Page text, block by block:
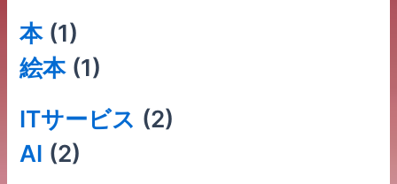
本(1)
絵本(1)
ITサービス (2)
AI (2)